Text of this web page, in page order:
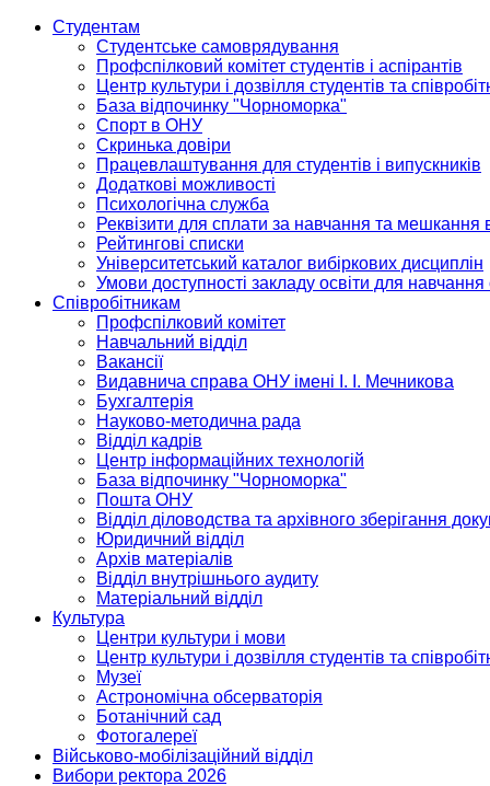
Студентам
Студентське самоврядування
Профспілковий комітет студентів і аспірантів
Центр культури і дозвілля студентів та
База відпочинку "Чорноморка"
Спорт в ОНУ
Скринька довіри
Працевлаштування для студентів і випускників
Додаткові можливості
Психологічна служба
Реквізити для сплати за навчання та мешкання
Рейтингові списки
Університетський каталог вибіркових дисциплін
Умови доступності закладу освіти для
Співробітникам
Профспілковий комітет
Навчальний відділ
Вакансії
Видавнича справа ОНУ імені І. І. Мечникова
Бухгалтерія
Науково-методична рада
Відділ кадрів
Центр інформаційних технологій
База відпочинку "Чорноморка"
Пошта ОНУ
Відділ діловодства та архівного зберігання
Юридичний відділ
Архів матеріалів
Відділ внутрішнього аудиту
Матеріальний відділ
Культура
Центри культури і мови
Центр культури і дозвілля студентів та
Музеї
Астрономічна обсерваторія
Ботанічний сад
Фотогалереї
Військово-мобілізаційний відділ
Вибори ректора 2026